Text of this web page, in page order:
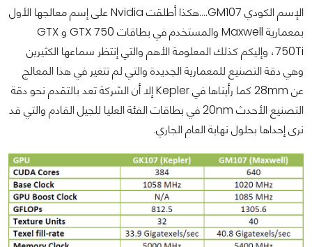
الإسم الكودي GM107....هكذا أطلقت Nvidia على إسم معالجها الأول
بمعمارية Maxwell والمستخدم في بطاقات GTX 750 و GTX
750Ti، وإليكم كذلك المعلومة الأهم والتي إنتظر سماعها الكثيرين
وهي دقة التصنيع للمعمارية الجديدة والتي لم تتغير في هذا المعالج
عن 28mm كما رأيناها في Kepler إلا أن الشركة تعد بالتقدم نحو دقة
التصنيع الأحدث 20nm في بطاقات الفئة العليا للجيل القادم والتي قد
نرى إحداها بحلول نهاية العام الجاري.